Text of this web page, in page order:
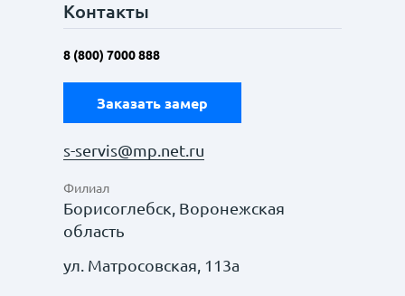
Контакты
8 (800) 7000 888
Заказать замер
s-servis@mp.net.ru
Филиал
Борисоглебск, Воронежская
область
ул. Матросовская, 113а